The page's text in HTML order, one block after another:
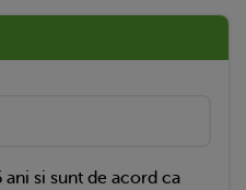
si sunt de acord ca